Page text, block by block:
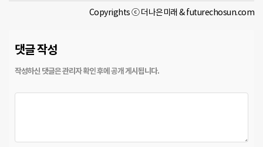
Copyrights ⓒ 더나은미래 & futurechosun.com
댓글 작성